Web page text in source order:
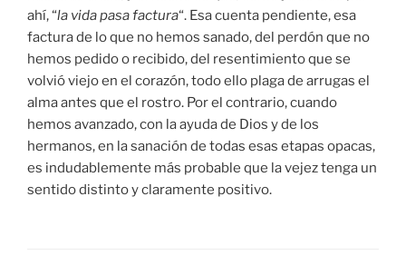
ahí, “la vida pasa factura“. Esa cuenta pendiente, esa
factura de lo que no hemos sanado, del perdón que no
hemos pedido o recibido, del resentimiento que se
volvió viejo en el corazón, todo ello plaga de arrugas el
alma antes que el rostro. Por el contrario, cuando
hemos avanzado, con la ayuda de Dios y de los
hermanos, en la sanación de todas esas etapas opacas,
es indudablemente más probable que la vejez tenga un
sentido distinto y claramente positivo.